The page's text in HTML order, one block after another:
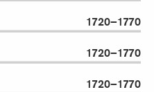
1720–1770
1720–1770
1720–1770